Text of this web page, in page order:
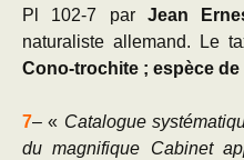
Pl 102-7 par Jean
naturaliste allemand. Le
Cono-trochite ; espèce
7– « Catalogue
du magnifique Cabinet